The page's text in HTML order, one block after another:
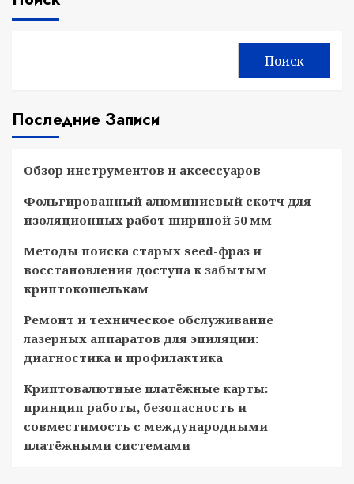
Поиск
Последние Записи
Обзор инструментов и аксессуаров
Фольгированный алюминиевый скотч для
изоляционных работ шириной 50 мм
Методы поиска старых seed-фраз и
восстановления доступа к забытым
криптокошелькам
Ремонт и техническое обслуживание
лазерных аппаратов для эпиляции:
диагностика и профилактика
Криптовалютные платёжные карты:
принцип работы, безопасность и
совместимость с международными
платёжными системами